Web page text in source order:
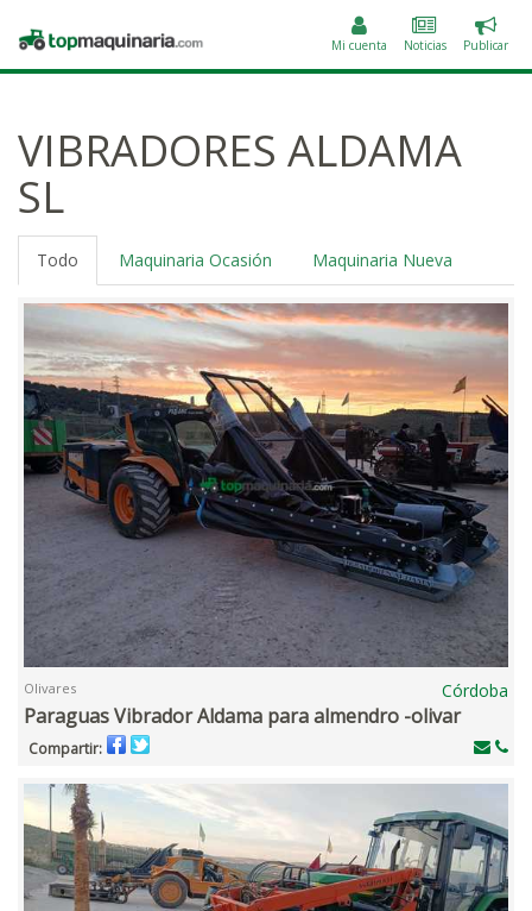
Topmaquinaria.com Mi cuenta Noticias
un
Publicar
VIBRADORES ALDAMA
SL
Todo Maquinaria Ocasión Maquinaria Nueva
Olivares Córdoba
Paraguas Vibrador Aldama para almendro -olivar
Compartir: